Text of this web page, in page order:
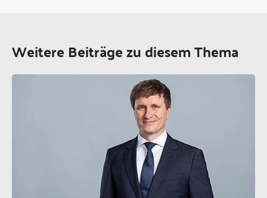
Weitere Beiträge zu diesem Thema